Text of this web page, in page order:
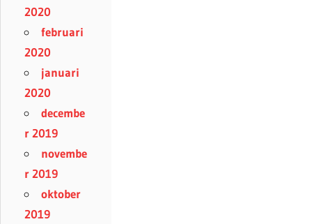
2020
februari
2020
januari
2020
decembe
r 2019
novembe
r 2019
oktober
2019